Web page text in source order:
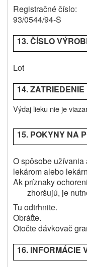
Registračné číslo:
93/0544/94-S
13. ČÍSLO
Lot
14.
Výdaj lieku nie je
15. POKYNY NA
O spôsobe
lekárom alebo
Ak príznaky
zhoršujú, je
Tu odtrhnite.
Obráťte.
Otočte dávkovač
16. INFORMÁCIE